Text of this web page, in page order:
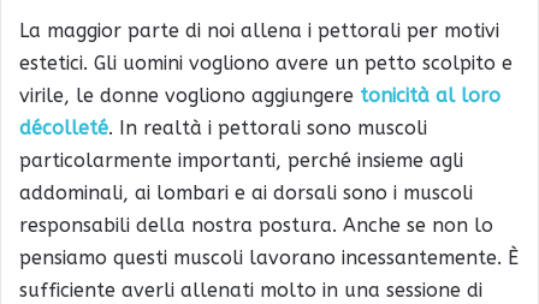
La maggior parte di noi allena i pettorali per motivi
estetici. Gli uomini vogliono avere un petto scolpito e
virile, le donne vogliono aggiungere tonicità al loro
décolleté. In realtà i pettorali sono muscoli
particolarmente importanti, perché insieme agli
addominali, ai lombari e ai dorsali sono i muscoli
responsabili della nostra postura. Anche se non lo
pensiamo questi muscoli lavorano incessantemente. È
sufficiente averli allenati molto in una sessione di